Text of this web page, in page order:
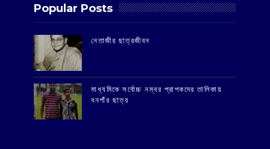
Popular Posts
‌নেতাজীর ছাত্রজীবন
মাধ্যমিকে সর্বোচ্চ নম্বর প্রাপকদের তালিকায়
বনগাঁর ছাত্র